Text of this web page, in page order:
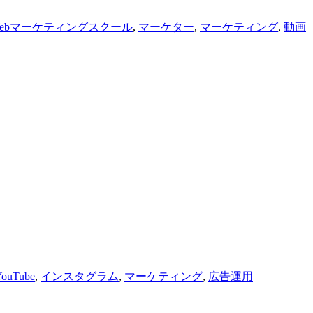
マーケティングスクール, マーケター, マーケティング, 動画
, インスタグラム, マーケティング, 広告運用